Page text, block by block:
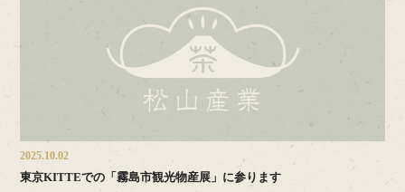
2025.10.02
東京KITTEでの「霧島市観光物産展」に参ります